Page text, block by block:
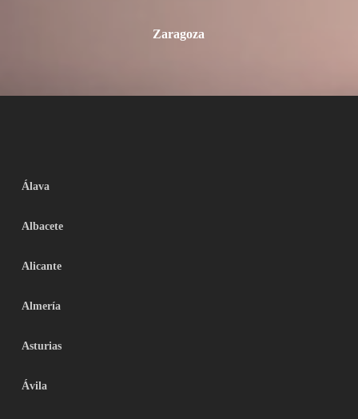
Zaragoza
Álava
Albacete
Alicante
Almería
Asturias
Ávila